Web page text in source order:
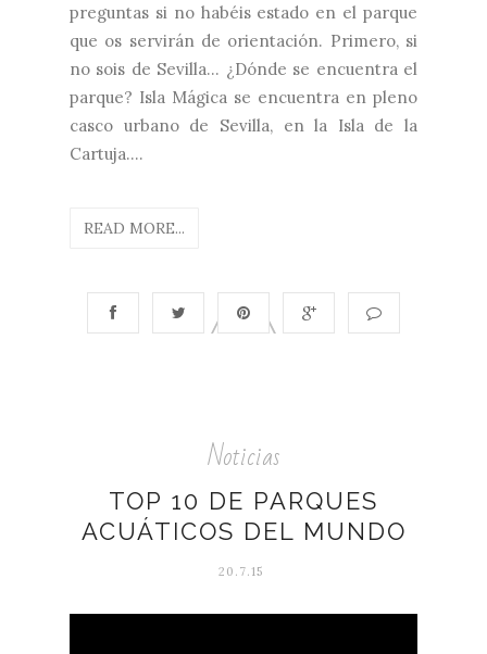
preguntas si no habéis estado en el parque
que os servirán de orientación. Primero, si
no sois de Sevilla... ¿Dónde se encuentra el
parque? Isla Mágica se encuentra en pleno
casco urbano de Sevilla, en la Isla de la
Cartuja....
READ MORE...
Noticias
TOP 10 DE PARQUES
ACUÁTICOS DEL MUNDO
20.7.15